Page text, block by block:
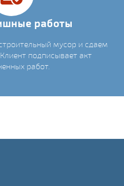
работы
мусор и сдаем
подписывает акт
работ.